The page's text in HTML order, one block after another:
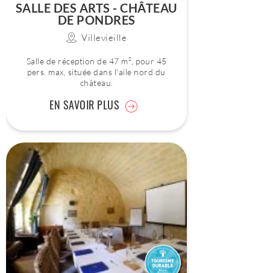
SALLE DES ARTS - CHÂTEAU
DE PONDRES
Villevieille
Salle de réception de 47 m², pour 45
pers. max, située dans l'aile nord du
château.
EN SAVOIR PLUS